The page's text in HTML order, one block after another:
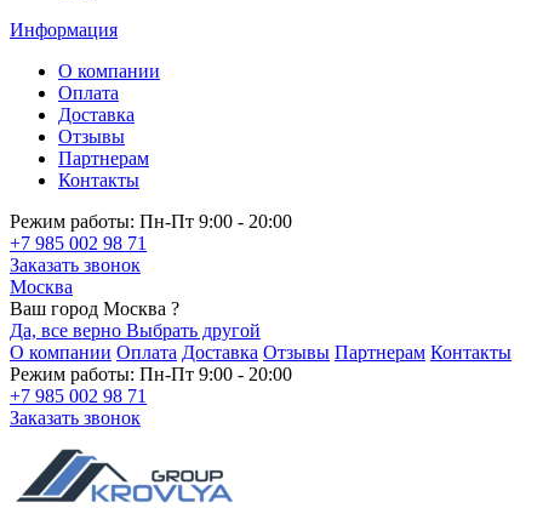
Информация
О компании
Оплата
Доставка
Отзывы
Партнерам
Контакты
Режим работы: Пн-Пт 9:00 - 20:00
+7 985 002 98 71
Заказать звонок
Москва
Ваш город Москва ?
Да, все верно Выбрать другой
О компании Оплата Доставка Отзывы Партнерам Контакты
Режим работы: Пн-Пт 9:00 - 20:00
+7 985 002 98 71
Заказать звонок